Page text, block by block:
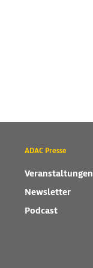
ADAC Presse
Veranstaltungen
Newsletter
Podcast